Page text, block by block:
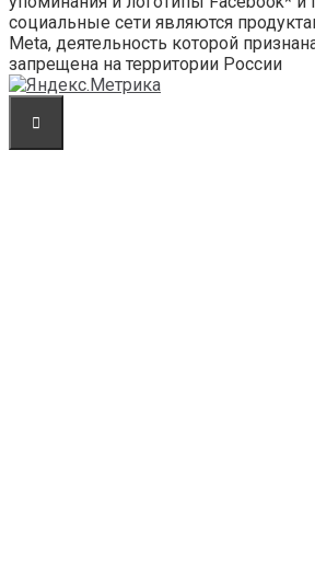
социальные сети являются
Meta, деятельность которой
запрещена на территории России